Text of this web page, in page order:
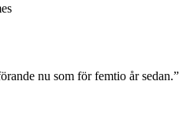
nu som för femtio år sedan.”